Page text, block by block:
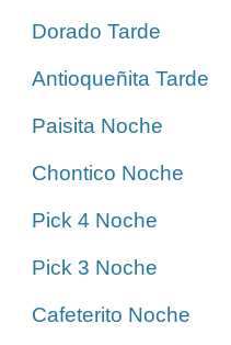
Dorado Tarde
Antioqueñita Tarde
Paisita Noche
Chontico Noche
Pick 4 Noche
Pick 3 Noche
Cafeterito Noche